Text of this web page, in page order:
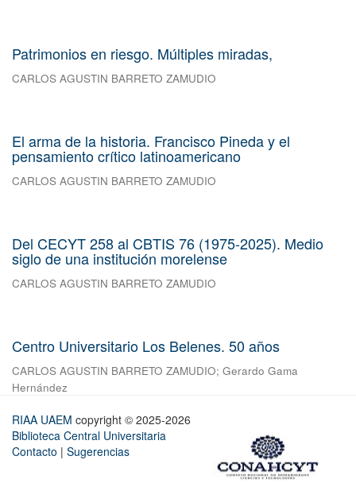
Patrimonios en riesgo. Múltiples miradas,
CARLOS AGUSTIN BARRETO ZAMUDIO
El arma de la historia. Francisco Pineda y el
pensamiento crítico latinoamericano
CARLOS AGUSTIN BARRETO ZAMUDIO
Del CECYT 258 al CBTIS 76 (1975-2025). Medio
siglo de una institución morelense
CARLOS AGUSTIN BARRETO ZAMUDIO
Centro Universitario Los Belenes. 50 años
CARLOS AGUSTIN BARRETO ZAMUDIO; Gerardo Gama
Hernández
RIAA UAEM copyright © 2025-2026
Biblioteca Central Universitaria
Contacto | Sugerencias